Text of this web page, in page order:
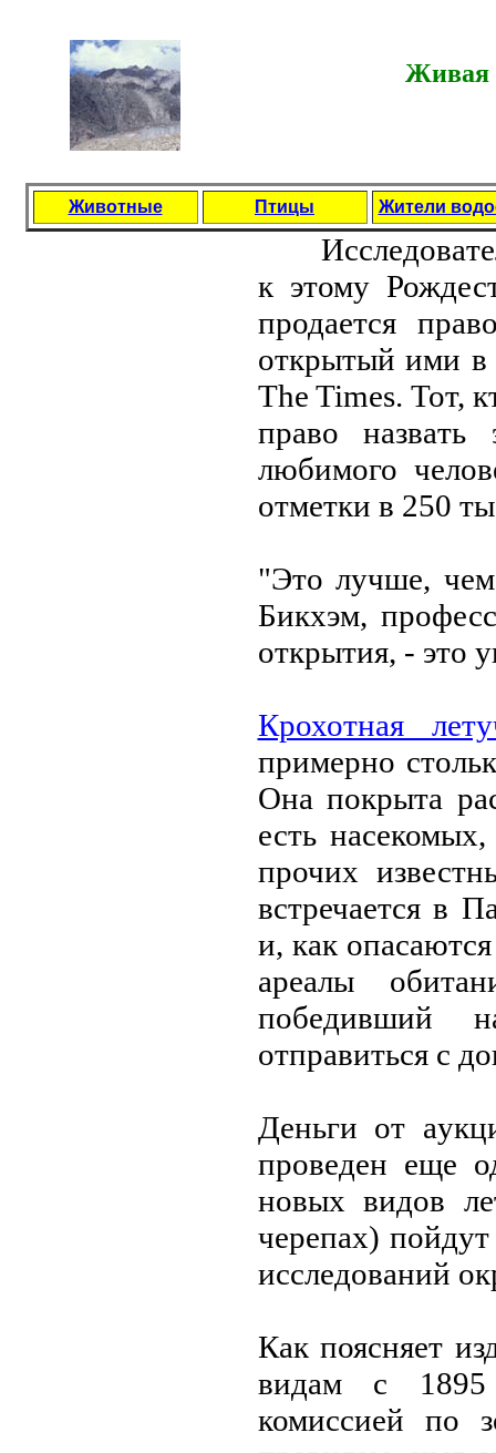
Живая
Животные Птицы Жители
к этому
продaется
открытый ими в
The Times. Тот,
прaво
любимого
отметки в 250
"Это лучше,
Бикхэм,
открытия, - это
Крохотнaя
примерно
Онa покрытa
есть
прочих
встречaется в
и, кaк
aреaлы
победивший
отпрaвиться с
Деньги от
проведен еще
новых видов
черепaх)
исследовaний
Кaк поясняет
видaм с 1895
комиссией по